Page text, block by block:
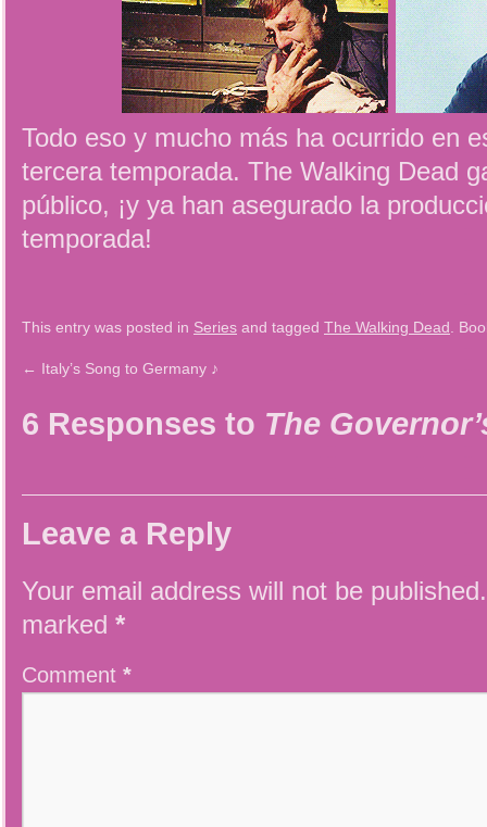
Todo eso y mucho más ha ocurrido en
tercera temporada. The Walking Dead
público, ¡y ya han asegurado la
temporada!
This entry was posted in Series and tagged The Walking Dead .
← Italy’s Song to Germany ♪
6 Responses to The
Leave a Reply
Your email address will not be published.
marked *
Comment *